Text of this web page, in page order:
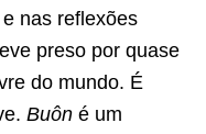
nas reflexões
preso por quase
do mundo. É
Buôn é um